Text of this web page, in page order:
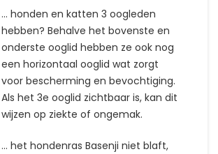
… honden en katten 3 oogleden
hebben? Behalve het bovenste en
onderste ooglid hebben ze ook nog
een horizontaal ooglid wat zorgt
voor bescherming en bevochtiging.
Als het 3e ooglid zichtbaar is, kan dit
wijzen op ziekte of ongemak.
… het hondenras Basenji niet blaft,